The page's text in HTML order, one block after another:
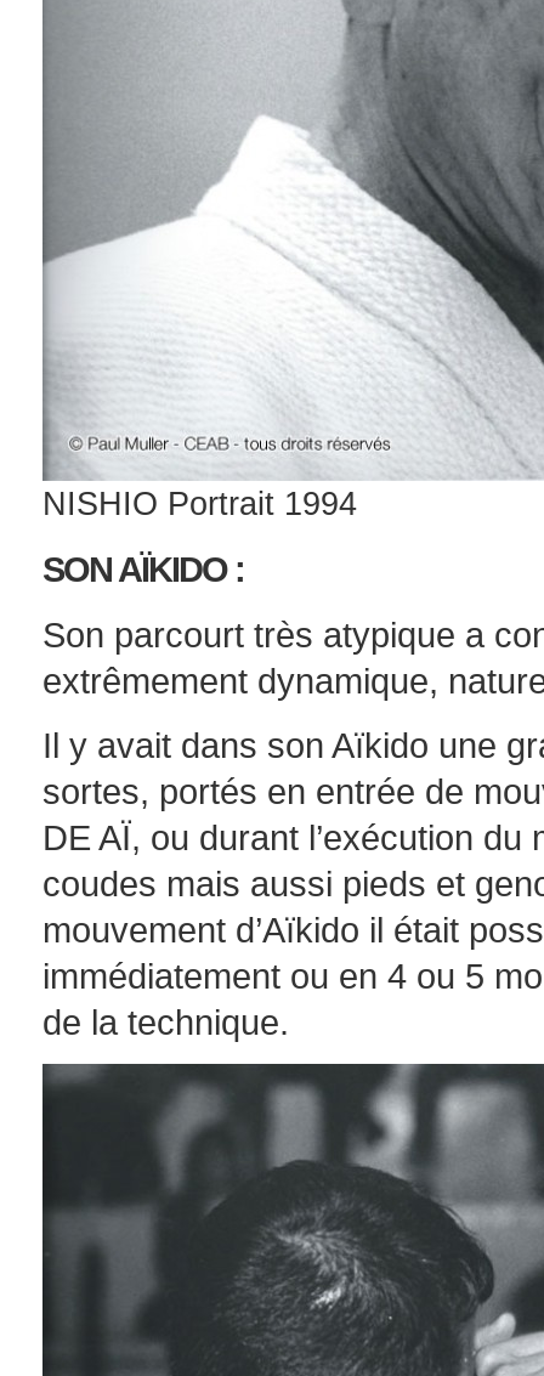
NISHIO Portrait 1994
SON AÏKIDO :
Son parcourt très atypique a
extrêmement dynamique,
Il y avait dans son Aïkido une
sortes, portés en entrée de
DE AÏ, ou durant l’exécution
coudes mais aussi pieds et
mouvement d’Aïkido il était
immédiatement ou en 4 ou 5
de la technique.